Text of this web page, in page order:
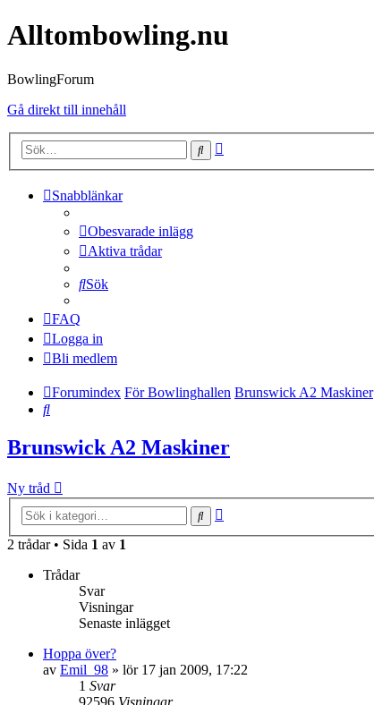
Alltombowling.nu
BowlingForum
Gå direkt till innehåll
Sök
Snabblänkar
Obesvarade inlägg
Aktiva trådar
Sök
FAQ
Logga in
Bli medlem
Forumindex För Bowlinghallen Brunswick A2 Maskiner
Sök
Brunswick A2 Maskiner
Ny tråd
Sök
2 trådar • Sida 1 av 1
Trådar
Svar
Visningar
Senaste inlägget
Hoppa över?
av Emil_98 » lör 17 jan 2009, 17:22
1 Svar
92596 Visningar